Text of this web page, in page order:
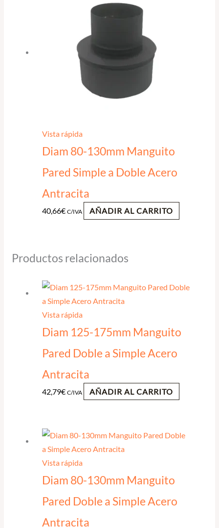
Vista rápida
Diam 80-130mm Manguito
Pared Simple a Doble Acero
Antracita
40,66€ C/IVA AÑADIR AL CARRITO
Productos relacionados
Vista rápida
Diam 125-175mm Manguito
Pared Doble a Simple Acero
Antracita
42,79€ C/IVA AÑADIR AL CARRITO
Vista rápida
Diam 80-130mm Manguito
Pared Doble a Simple Acero
Antracita